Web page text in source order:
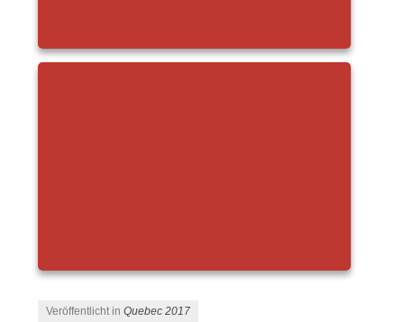
Veröffentlicht inQuebec 2017